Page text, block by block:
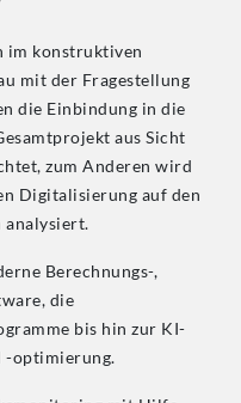
im konstruktiven
mit der Fragestellung
die Einbindung in die
aus Sicht
zum Anderen wird
Digitalisierung auf den
analysiert.
Berechnungs-,
die
bis hin zur KI-
-optimierung.